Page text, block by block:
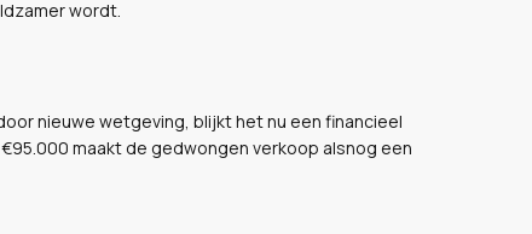
wordt.
nieuwe wetgeving, blijkt het nu een financieel
maakt de gedwongen verkoop alsnog een